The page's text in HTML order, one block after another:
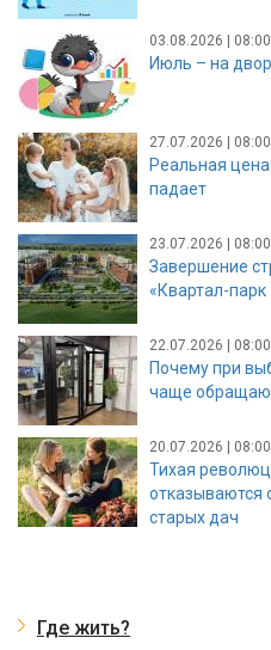
03.08.2026 | 08:00
Июль – на
27.07.2026 | 08:00
Реальная
падает
23.07.2026 | 08:00
Завершение
«Квартал-
22.07.2026 | 08:00
Почему при
чаще
20.07.2026 | 08:00
Тихая
отказываются
старых дач
Где жить?